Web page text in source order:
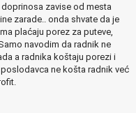
zavise od mesta
zarade.. onda shvate da je
plaćaju porez za puteve,
navodim da radnik ne
a radnika koštaju porezi i
ne košta radnik već